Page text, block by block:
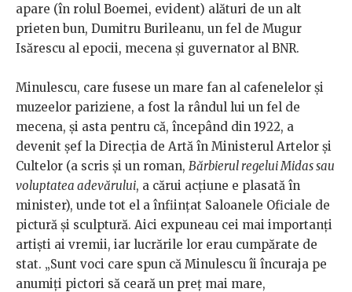
apare (în rolul Boemei, evident) alături de un alt
prieten bun, Dumitru Burileanu, un fel de Mugur
Isărescu al epocii, mecena și guvernator al BNR.
Minulescu, care fusese un mare fan al cafenelelor și
muzeelor pariziene, a fost la rândul lui un fel de
mecena, și asta pentru că, începând din 1922, a
devenit șef la Direcția de Artă în Ministerul Artelor și
Cultelor (a scris și un roman, Bărbierul regelui Midas sau
voluptatea adevărului, a cărui acțiune e plasată în
minister), unde tot el a înființat Saloanele Oficiale de
pictură și sculptură. Aici expuneau cei mai importanți
artiști ai vremii, iar lucrările lor erau cumpărate de
stat. „Sunt voci care spun că Minulescu îi încuraja pe
anumiți pictori să ceară un preț mai mare,